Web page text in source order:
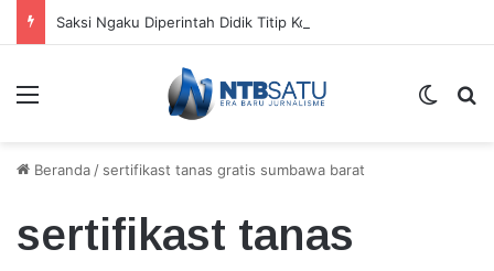
Menu
Beranda / sertifikast tanas gratis sumbawa barat
sertifikast tanas